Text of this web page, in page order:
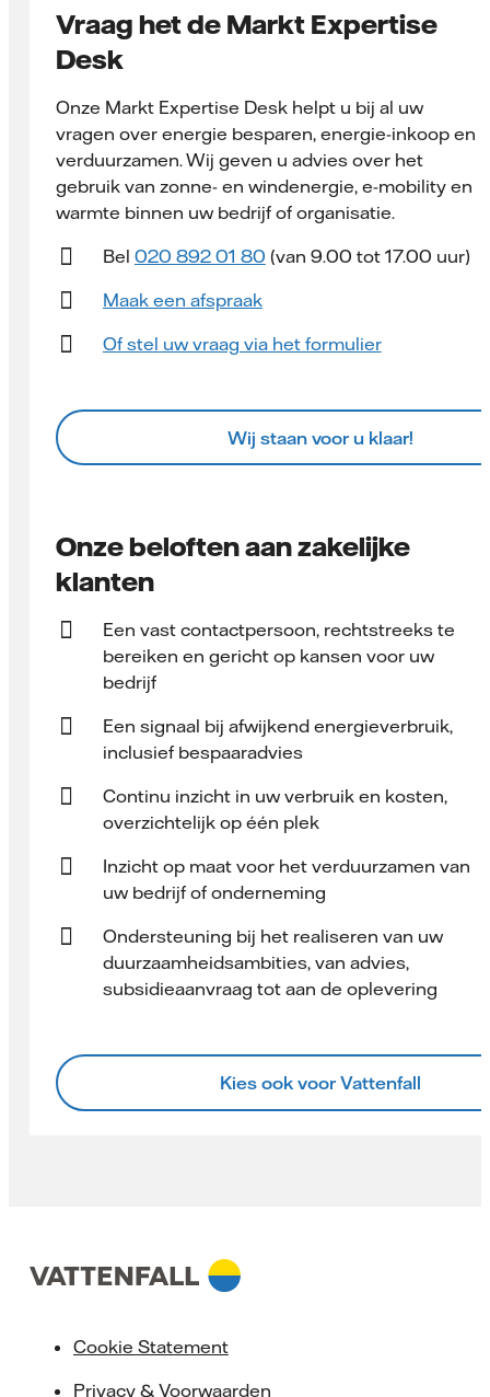
Vraag het de Markt Expertise
Desk
Onze Markt Expertise Desk helpt u bij al uw
vragen over energie besparen, energie-inkoop en
verduurzamen. Wij geven u advies over het
gebruik van zonne- en windenergie, e-mobility en
warmte binnen uw bedrijf of organisatie.
Bel 020 892 01 80 (van 9.00 tot 17.00 uur)
Maak een afspraak
Of stel uw vraag via het formulier
Wij staan voor u klaar!
Onze beloften aan zakelijke
klanten
Een vast contact­persoon, rechtstreeks te
bereiken en gericht op kansen voor uw
bedrijf
Een signaal bij afwijkend energieverbruik,
inclusief bespaaradvies
Continu inzicht in uw verbruik en kosten,
overzichtelijk op één plek
Inzicht op maat voor het verduurzamen van
uw bedrijf of onderneming
Ondersteuning bij het realiseren van uw
duurzaamheidsambities, van advies,
subsidieaanvraag tot aan de oplevering
Kies ook voor Vattenfall
Cookie Statement
Privacy & Voorwaarden